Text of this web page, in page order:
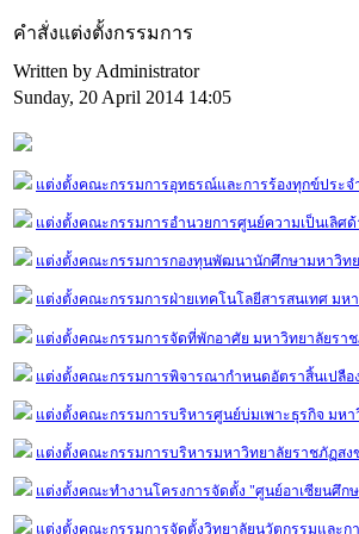
คำสั่งแต่งตั้งกรรมการ
Written by Administrator
Sunday, 20 April 2014 14:05
แต่งตั้งคณะกรรมการอุทธรณ์และการร้องทุกข์ประจ
แต่งตั้งคณะกรรมการอำนวยการศูนย์ความเป็นเลิศ
แต่งตั้งคณะกรรมการกองทุนพัฒนานักศึกษามหาวิท
แต่งตั้งคณะกรรมการฝ่ายเทคโนโลยีสารสนเทศ มห
แต่งตั้งคณะกรรมการจัดที่พักอาศัย มหาวิทยาลัยรา
แต่งตั้งคณะกรรมการพิจารณากำหนดอัตราสิ้นเปลือง
แต่งตั้งคณะกรรมการบริหารศูนย์บ่มเพาะธุรกิจ มห
แต่งตั้งคณะกรรมการบริหารมหาวิทยาลัยราชภัฏสง
แต่งตั้งคณะทำงานโครงการจัดตั้ง "ศูนย์อาเซียนศึก
แต่งตั้งคณะกรรมการจัดตั้งวิทยาลัยนวัตกรรมและก